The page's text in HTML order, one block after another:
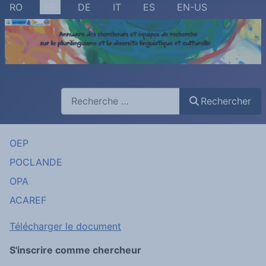
Sélectionnez votre langue
RO DE IT ES EN-US
Rechercher
OEP
POCLANDE
OPA
ACAREF
Télécharger le document
S'inscrire comme chercheur